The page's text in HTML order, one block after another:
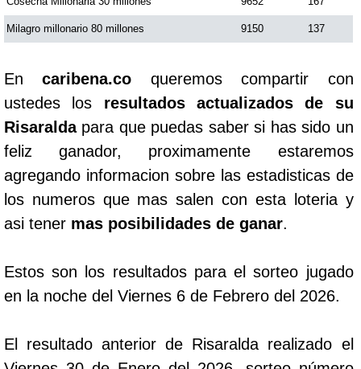
Milagro millonario 80 millones 9150 137
Encaribena.co queremos compartir con
ustedes los resultados actualizados de su
Risaraldapara que puedas saber si has sido un
feliz ganador, proximamente estaremos
agregando informacion sobre las estadisticas de
los numeros que mas salen con esta loteria y
asi tener mas posibilidades de ganar.
Estos son los resultados para el sorteo jugado
en la noche del Viernes 6 de Febrero del 2026.
El resultado anterior de Risaralda realizado el